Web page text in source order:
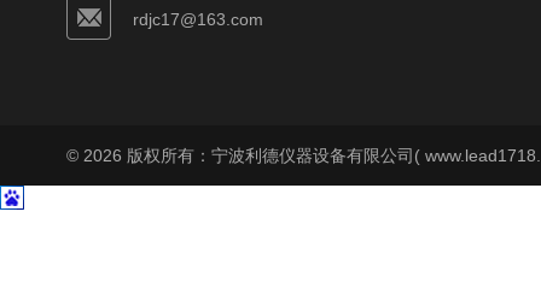
rdjc17@163.com
© 2026 版权所有：宁波利德仪器设备有限公司(